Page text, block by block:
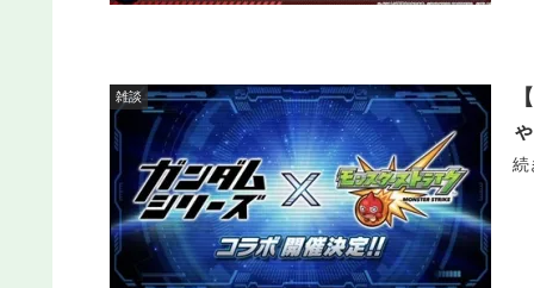
雑談
続